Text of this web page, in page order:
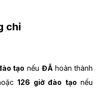
chỉ
tạo nếu ĐÃ hoàn thành
126 giờ đào tạo nếu